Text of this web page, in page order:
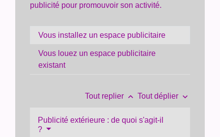
publicité pour promouvoir son activité.
Vous installez un espace publicitaire
Vous louez un espace publicitaire
existant
Tout replier keyboard_arrow_up Tout déplier keyboard_arrow_down
Publicité extérieure : de quoi s'agit-il
?